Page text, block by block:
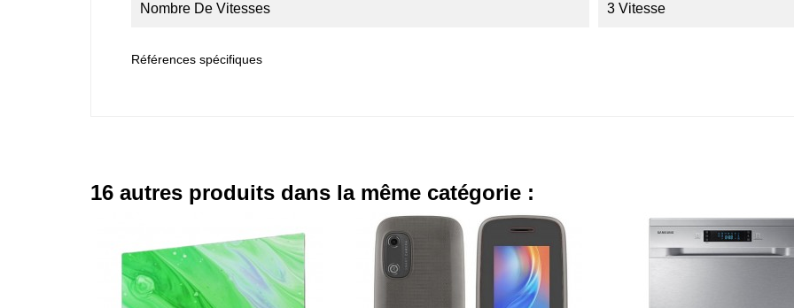
Nombre De Vitesses 3 Vitesse
Références spécifiques
16 autres produits dans la même catégorie :